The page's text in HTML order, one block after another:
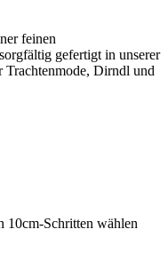
feinen
gefertigt in unserer
Trachtenmode, Dirndl und
10cm-Schritten wählen